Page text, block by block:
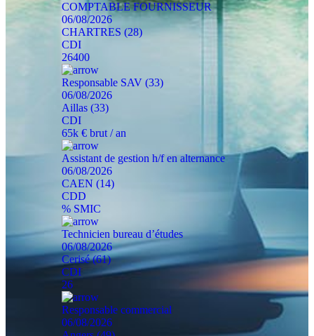
COMPTABLE FOURNISSEUR
06/08/2026
CHARTRES (28)
CDI
26400
Responsable SAV (33)
06/08/2026
Aillas (33)
CDI
65k € brut / an
Assistant de gestion h/f en alternance
06/08/2026
CAEN (14)
CDD
% SMIC
Technicien bureau d’études
06/08/2026
Cerisé (61)
CDI
26
Responsable commercial
06/08/2026